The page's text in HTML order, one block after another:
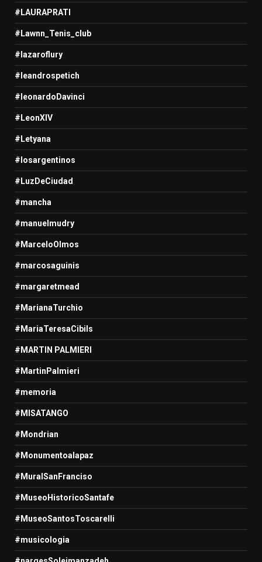
#LAURAPRATI
#Lawnn_Tenis_club
#lazaroflury
#leandrospetich
#leonardoDavinci
#LeonXIV
#Letyana
#losargentinos
#LuzDeCiudad
#mancha
#manuelmudry
#MarceloOlmos
#marcosaguinis
#margaretmead
#MarianaTurchio
#MariaTeresaCibils
#MARTIN PALMIERI
#MartinPalmieri
#memoria
#MISATANGO
#Mondrian
#Monumentoalapaz
#MuralSanFranciso
#MuseoHistoricoSantafe
#MuseoSantosToscarelli
#musicologia